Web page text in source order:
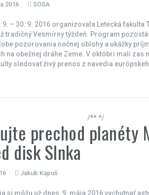
2016 SOSA
9. – 30. 9. 2016 organizovala Letecká fakulta
tradičný Vesmírny týždeň. Program
pozorovania nočnej oblohy a ukážky
na obežnej dráhe Zeme. V októbri mali zas
sledovať živý prenos z navedia
/** */
prechod planéty
disk Slnka
Jakub Kapuš
si môžu už dnes, 9. mája 2016 vychutnať